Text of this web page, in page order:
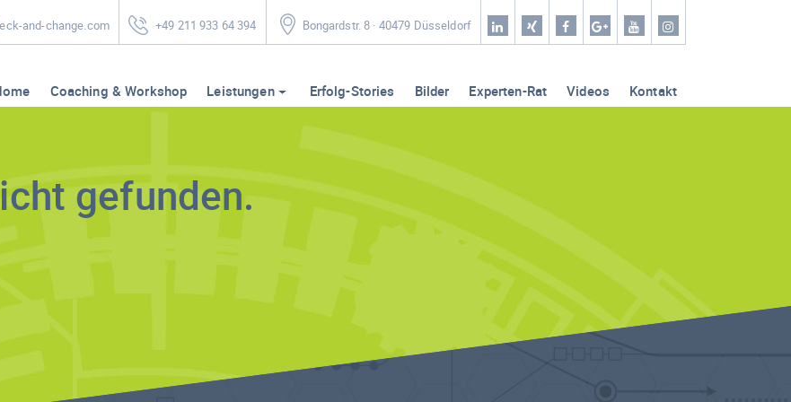
and-change.com +49 211 933 64 394 Bongardstr. 8 · 40479 Düsseldorf
Coaching & Workshop Leistungen Erfolg-Stories Bilder Experten-Rat Videos Kontakt
gefunden.
Home
Leistungen
Videos
Kontakt